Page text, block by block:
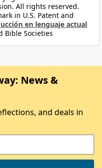
All rights reserved.
in U.S. Patent and
en lenguaje actual
Bible Societies
News &
and deals in